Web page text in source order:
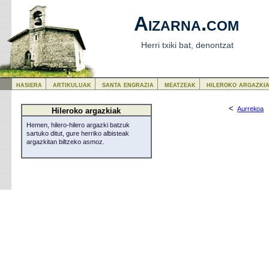
Aizarna.com
Herri txiki bat, denontzat
<Aurrekoa
Hileroko argazkiak
Hemen, hilero-hilero argazki batzuk
sartuko ditut, gure herriko albisteak
argazkitan biltzeko asmoz.
hasiera artikuluak santa engrazia meatzeak hileroko